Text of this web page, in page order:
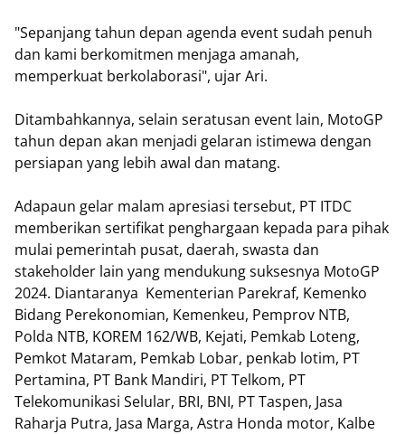
"Sepanjang tahun depan agenda event sudah penuh
dan kami berkomitmen menjaga amanah,
memperkuat berkolaborasi", ujar Ari.
Ditambahkannya, selain seratusan event lain, MotoGP
tahun depan akan menjadi gelaran istimewa dengan
persiapan yang lebih awal dan matang.
Adapaun gelar malam apresiasi tersebut, PT ITDC
memberikan sertifikat penghargaan kepada para pihak
mulai pemerintah pusat, daerah, swasta dan
stakeholder lain yang mendukung suksesnya MotoGP
2024. Diantaranya Kementerian Parekraf, Kemenko
Bidang Perekonomian, Kemenkeu, Pemprov NTB,
Polda NTB, KOREM 162/WB, Kejati, Pemkab Loteng,
Pemkot Mataram, Pemkab Lobar, penkab lotim, PT
Pertamina, PT Bank Mandiri, PT Telkom, PT
Telekomunikasi Selular, BRI, BNI, PT Taspen, Jasa
Raharja Putra, Jasa Marga, Astra Honda motor, Kalbe